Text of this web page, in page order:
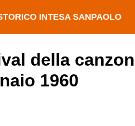
INTESA SANPAOLO
della
1960